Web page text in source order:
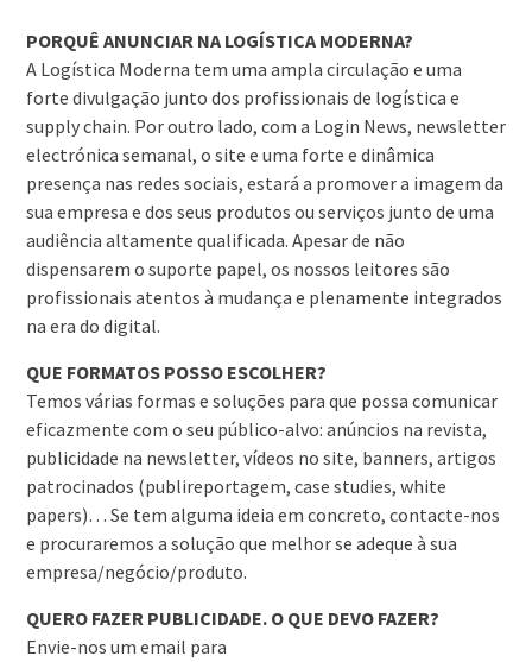
PORQUÊ ANUNCIAR NA LOGÍSTICA MODERNA?
A Logística Moderna tem uma ampla circulação e uma
forte divulgação junto dos profissionais de logística e
supply chain. Por outro lado, com a Login News, newsletter
electrónica semanal, o site e uma forte e dinâmica
presença nas redes sociais, estará a promover a imagem da
sua empresa e dos seus produtos ou serviços junto de uma
audiência altamente qualificada. Apesar de não
dispensarem o suporte papel, os nossos leitores são
profissionais atentos à mudança e plenamente integrados
na era do digital.
QUE FORMATOS POSSO ESCOLHER?
Temos várias formas e soluções para que possa comunicar
eficazmente com o seu público-alvo: anúncios na revista,
publicidade na newsletter, vídeos no site, banners, artigos
patrocinados (publireportagem, case studies, white
papers)… Se tem alguma ideia em concreto, contacte-nos
e procuraremos a solução que melhor se adeque à sua
empresa/negócio/produto.
QUERO FAZER PUBLICIDADE. O QUE DEVO FAZER?
Envie-nos um email para